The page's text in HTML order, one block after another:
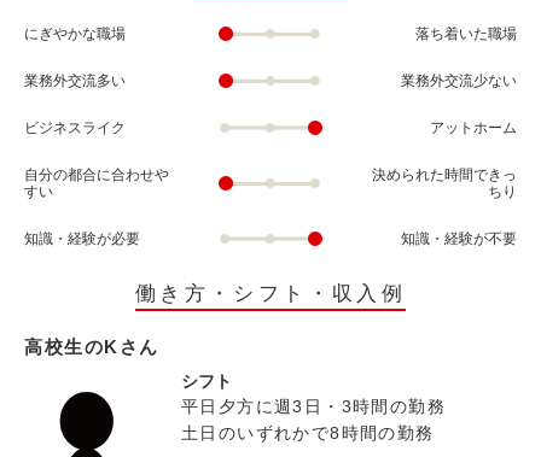
にぎやかな職場 落ち着いた職場
業務外交流多い 業務外交流少ない
ビジネスライク アットホーム
自分の都合に合わせや
すい
決められた時間できっ
ちり
知識・経験が必要 知識・経験が不要
働き方・シフト・収入例
高校生のKさん
シフト
平日夕方に週3日・3時間の勤務
土日のいずれかで8時間の勤務